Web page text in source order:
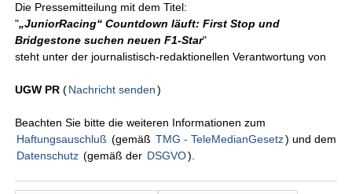
Die Pressemitteilung mit dem Titel:
"„JuniorRacing“ Countdown läuft: First Stop und
Bridgestone suchen neuen F1-Star"
steht unter der journalistisch-redaktionellen Verantwortung von
UGW PR (Nachricht senden )
Beachten Sie bitte die weiteren Informationen zum
Haftungsauschluß (gemäß TMG - TeleMedianGesetz) und dem
Datenschutz (gemäß der DSGVO).